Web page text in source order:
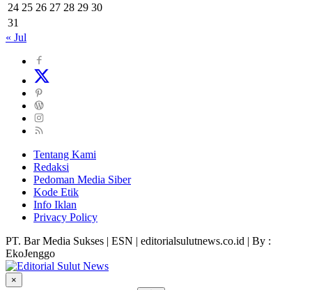
24 25 26 27 28 29 30
31
« Jul
Tentang Kami
Redaksi
Pedoman Media Siber
Kode Etik
Info Iklan
Privacy Policy
PT. Bar Media Sukses | ESN | editorialsulutnews.co.id | By :
EkoJenggo
×